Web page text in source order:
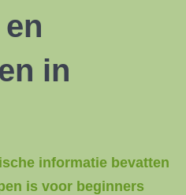
in
informatie bevatten
is voor beginners